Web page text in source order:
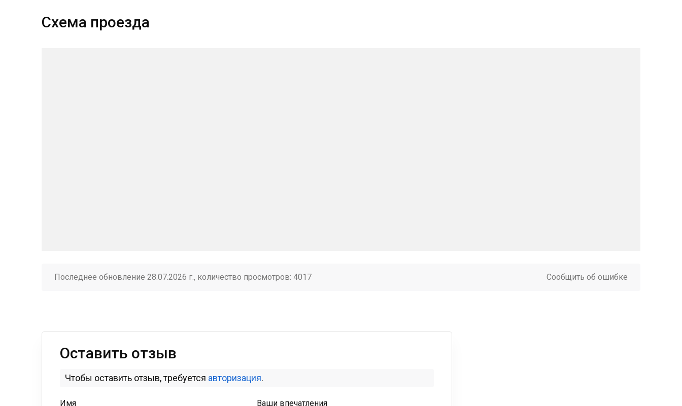
Схема проезда
Последнее обновление 28.07.2026 г., количество просмотров: 4017 Сообщить об ошибке
Оставить отзыв
Чтобы оставить отзыв, требуется авторизация.
Имя Ваши впечатления